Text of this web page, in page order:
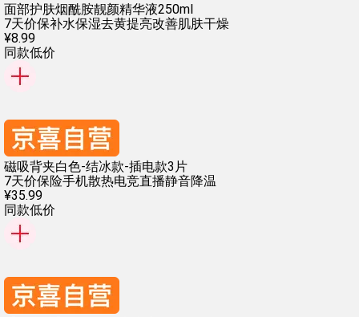
面部护肤烟酰胺靓颜精华液250ml
7天价保补水保湿去黄提亮改善肌肤干燥
¥8.99
同款低价
磁吸背夹白色-结冰款-插电款3片
7天价保险手机散热电竞直播静音降温
¥35.99
同款低价